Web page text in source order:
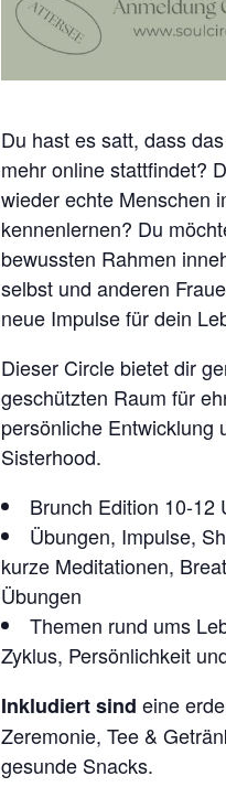
Du hast es satt, dass
mehr online stattfindet?
wieder echte Menschen
kennenlernen? Du
bewussten Rahmen
selbst und anderen
neue Impulse für dein
Dieser Circle bietet dir
geschützten Raum für
persönliche Entwicklung
Sisterhood.
Brunch Edition 10-12
Übungen, Impulse,
kurze Meditationen,
Übungen
Themen rund ums
Zyklus, Persönlichkeit
Inkludiert sind eine
Zeremonie, Tee &
gesunde Snacks.